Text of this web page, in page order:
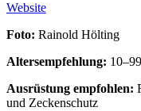
Website
Foto: Rainold Hölting
Altersempfehlung: 10–99
Ausrüstung empfohlen:
und Zeckenschutz